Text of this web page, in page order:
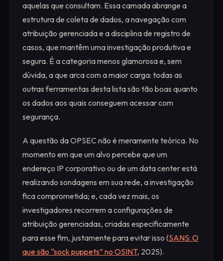
aquelas que consultam. Essa camada abrange a
estrutura de coleta de dados, a navegação com
atribuição gerenciada e a disciplina de registro de
casos, que mantêm uma investigação produtiva e
segura. É a categoria menos glamorosa e, sem
dúvida, a que arca com a maior carga: todas as
outras ferramentas desta lista são tão boas quanto
os dados aos quais conseguem acessar com
segurança.
A questão da OPSEC não é meramente teórica. No
momento em que um alvo percebe que um
endereço IP corporativo ou de um data center está
realizando sondagens em sua rede, a investigação
fica comprometida; e, cada vez mais, os
investigadores recorrem a configurações de
atribuição gerenciadas, criadas especificamente
para esse fim, justamente para evitar isso (SANS: O
que são “sock puppets” no OSINT, 2025).